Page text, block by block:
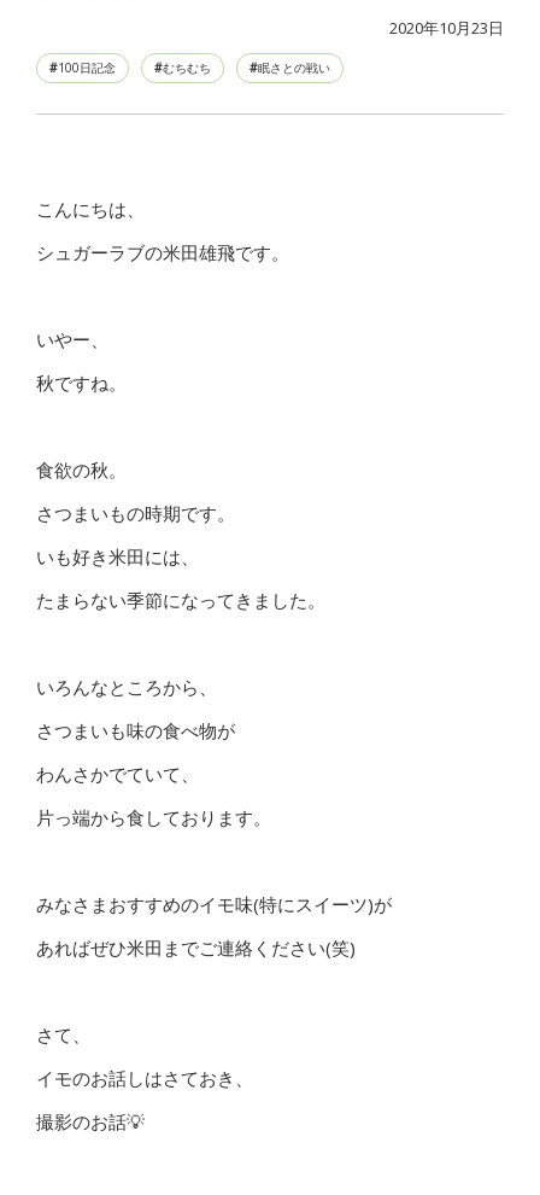
2020年10月23日
100日記念 むちむち 眠さとの戦い
こんにちは、
シュガーラブの米田雄飛です。
いやー、
秋ですね。
食欲の秋。
さつまいもの時期です。
いも好き米田には、
たまらない季節になってきました。
いろんなところから、
さつまいも味の食べ物が
わんさかでていて、
片っ端から食しております。
みなさまおすすめのイモ味(特にスイーツ)が
あればぜひ米田までご連絡ください(笑)
さて、
イモのお話しはさておき、
撮影のお話💡